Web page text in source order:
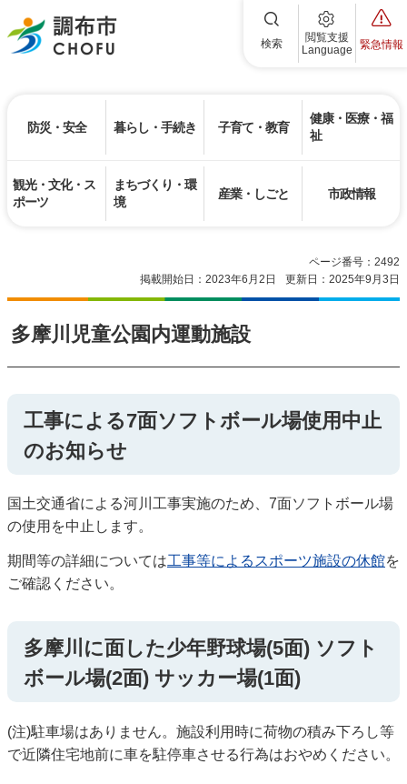
調布市 検索
閲覧支援
Language
緊急情報
防災・安全 暮らし・手続き 子育て・教育
健康・医療・福
祉
観光・文化・ス
ポーツ
まちづくり・環
境
産業・しごと 市政情報
ページ番号：2492
掲載開始日：2023年6月2日
更新日：2025年9月3日
多摩川児童公園内運動施設
工事による7面ソフトボール場使用中止
のお知らせ
国土交通省による河川工事実施のため、7面ソフトボール場
の使用を中止します。
期間等の詳細については工事等によるスポーツ施設の休館を
ご確認ください。
多摩川に面した少年野球場(5面) ソフト
ボール場(2面) サッカー場(1面)
(注)駐車場はありません。施設利用時に荷物の積み下ろし等
で近隣住宅地前に車を駐停車させる行為はおやめください。